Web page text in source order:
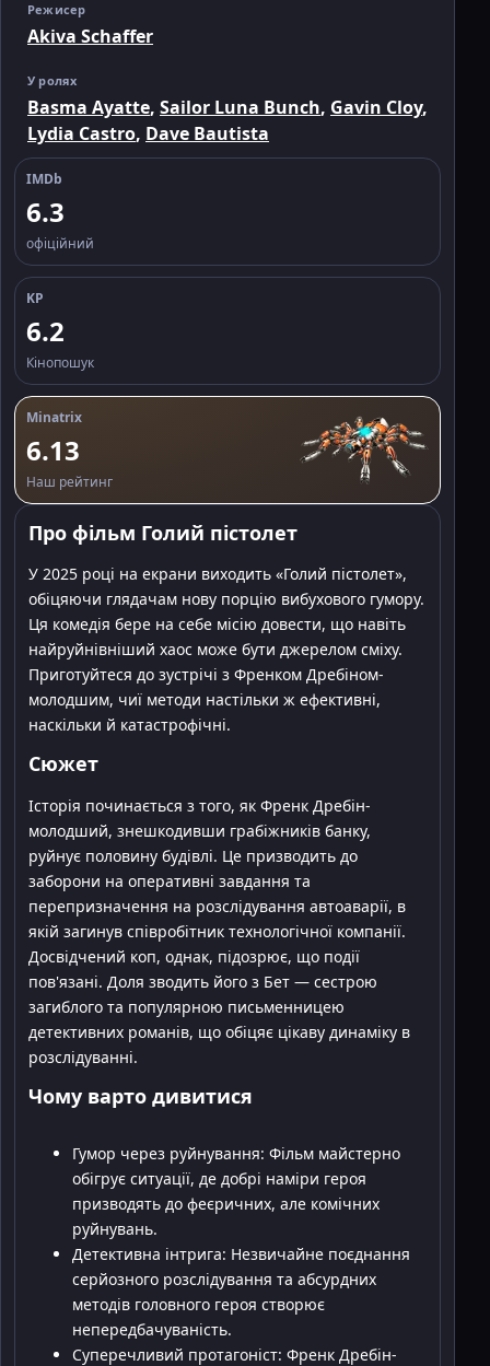
Режисер
Akiva Schaffer
У ролях
Basma Ayatte, Sailor Luna Bunch, Gavin Cloy,
Lydia Castro, Dave Bautista
IMDb
6.3
офіційний
KP
6.2
Кінопошук
Minatrix
6.13
Наш рейтинг
Про фільм Голий пістолет
У 2025 році на екрани виходить «Голий пістолет»,
обіцяючи глядачам нову порцію вибухового гумору.
Ця комедія бере на себе місію довести, що навіть
найруйнівніший хаос може бути джерелом сміху.
Приготуйтеся до зустрічі з Френком Дребіном-
молодшим, чиї методи настільки ж ефективні,
наскільки й катастрофічні.
Сюжет
Історія починається з того, як Френк Дребін-
молодший, знешкодивши грабіжників банку,
руйнує половину будівлі. Це призводить до
заборони на оперативні завдання та
перепризначення на розслідування автоаварії, в
якій загинув співробітник технологічної компанії.
Досвідчений коп, однак, підозрює, що події
пов'язані. Доля зводить його з Бет — сестрою
загиблого та популярною письменницею
детективних романів, що обіцяє цікаву динаміку в
розслідуванні.
Чому варто дивитися
Гумор через руйнування: Фільм майстерно
обігрує ситуації, де добрі наміри героя
призводять до феєричних, але комічних
руйнувань.
Детективна інтрига: Незвичайне поєднання
серйозного розслідування та абсурдних
методів головного героя створює
непередбачуваність.
Суперечливий протагоніст: Френк Дребін-